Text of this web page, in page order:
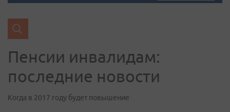
Пенсии инвалидам:
последние новости
Когда в 2017 году будет повышение